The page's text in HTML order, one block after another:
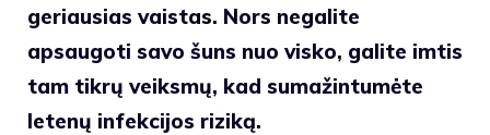
geriausias vaistas. Nors negalite
apsaugoti savo šuns nuo visko, galite imtis
tam tikrų veiksmų, kad sumažintumėte
letenų infekcijos riziką.